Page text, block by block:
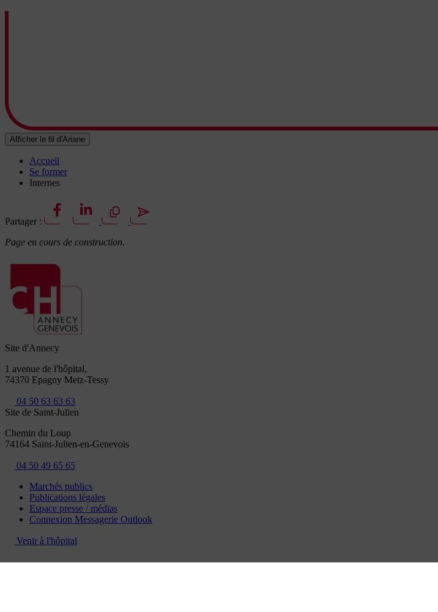
Afficher le fil d'Ariane
Accueil
Se former
Internes
Partager :
Page en cours de construction.
Site d'Annecy
1 avenue de l'hôpital,
74370 Epagny Metz-Tessy
04 50 63 63 63
Site de Saint-Julien
Chemin du Loup
74164 Saint-Julien-en-Genevois
04 50 49 65 65
Marchés publics
Publications légales
Espace presse / médias
Connexion Messagerie Outlook
Venir à l'hôpital